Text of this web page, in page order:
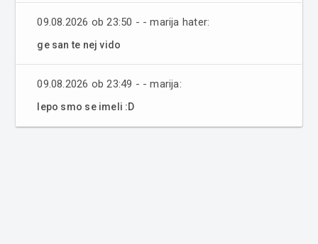
09.08.2026 ob 23:50 - - marija hater:
ge san te nej vido
09.08.2026 ob 23:49 - - marija:
lepo smo se imeli :D